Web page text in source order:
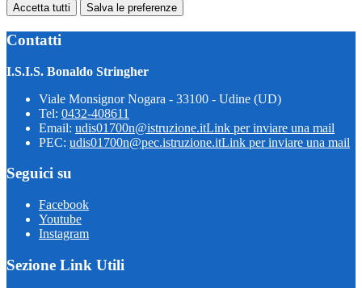
Accetta tutti Salva le preferenze
Contatti
I.S.I.S. Bonaldo Stringher
Viale Monsignor Nogara - 33100 - Udine (UD)
Tel: 0432-408611
Email: udis01700n@istruzione.itLink per inviare una mail
PEC: udis01700n@pec.istruzione.itLink per inviare una mail
Seguici su
Facebook
Youtube
Instagram
Sezione Link Utili